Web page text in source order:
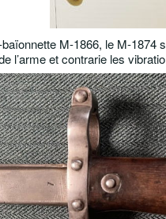
M-1866, le M-1874
l’arme et contrarie les